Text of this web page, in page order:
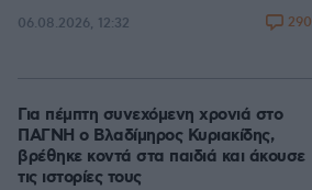
06.08.2026, 12:32 290
Για πέμπτη συνεχόμενη χρονιά στο
ΠΑΓΝΗ ο Βλαδίμηρος Κυριακίδης,
βρέθηκε κοντά στα παιδιά και άκουσε
τις ιστορίες τους